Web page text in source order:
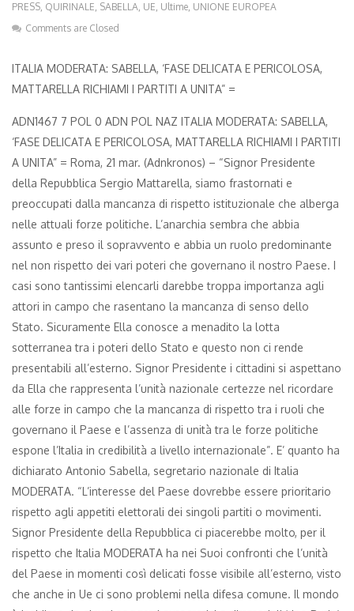
PRESS, QUIRINALE, SABELLA, UE, Ultime, UNIONE EUROPEA
Comments are Closed
ITALIA MODERATA: SABELLA, ‘FASE DELICATA E PERICOLOSA,
MATTARELLA RICHIAMI I PARTITI A UNITA” =
ADN1467 7 POL 0 ADN POL NAZ ITALIA MODERATA: SABELLA,
‘FASE DELICATA E PERICOLOSA, MATTARELLA RICHIAMI I PARTITI
A UNITA” = Roma, 21 mar. (Adnkronos) – “Signor Presidente
della Repubblica Sergio Mattarella, siamo frastornati e
preoccupati dalla mancanza di rispetto istituzionale che alberga
nelle attuali forze politiche. L’anarchia sembra che abbia
assunto e preso il sopravvento e abbia un ruolo predominante
nel non rispetto dei vari poteri che governano il nostro Paese. I
casi sono tantissimi elencarli darebbe troppa importanza agli
attori in campo che rasentano la mancanza di senso dello
Stato. Sicuramente Ella conosce a menadito la lotta
sotterranea tra i poteri dello Stato e questo non ci rende
presentabili all’esterno. Signor Presidente i cittadini si aspettano
da Ella che rappresenta l’unità nazionale certezze nel ricordare
alle forze in campo che la mancanza di rispetto tra i ruoli che
governano il Paese e l’assenza di unità tra le forze politiche
espone l’Italia in credibilità a livello internazionale”. E’ quanto ha
dichiarato Antonio Sabella, segretario nazionale di Italia
MODERATA. “L’interesse del Paese dovrebbe essere prioritario
rispetto agli appetiti elettorali dei singoli partiti o movimenti.
Signor Presidente della Repubblica ci piacerebbe molto, per il
rispetto che Italia MODERATA ha nei Suoi confronti che l’unità
del Paese in momenti così delicati fosse visibile all’esterno, visto
che anche in Ue ci sono problemi nella difesa comune. Il mondo